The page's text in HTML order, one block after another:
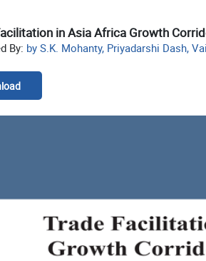
in Asia Africa Growth
By: by S.K. Mohanty, Priyadarshi Dash,